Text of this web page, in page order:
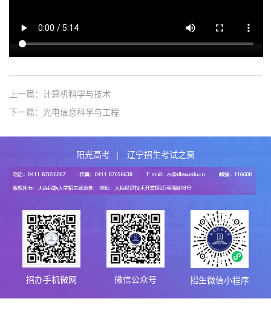
上一篇：计算机科学与技术
下一篇：光电信息科学与工程
阳光高考 | 辽宁招生考试之窗
招办手机微网 微信公众号 招生微信小程序